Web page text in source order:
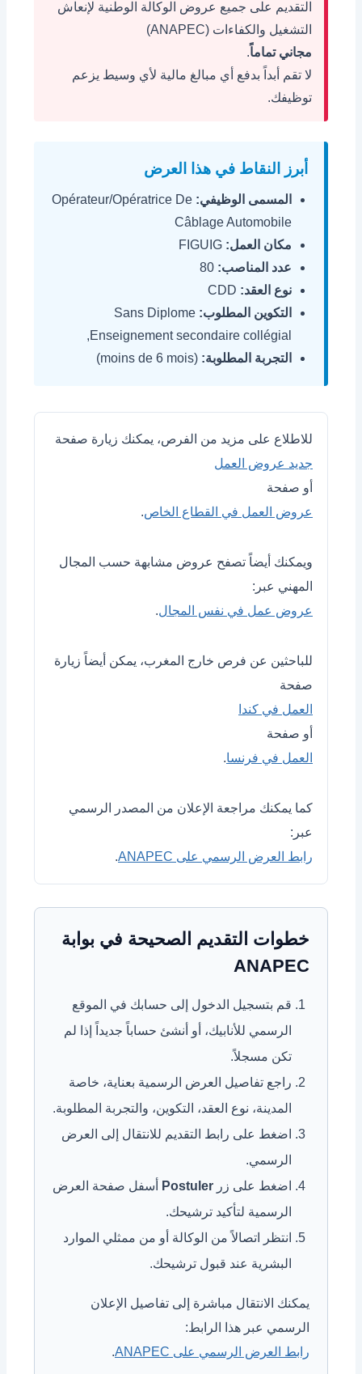
التقديم على جميع عروض الوكالة الوطنية لإنعاش
التشغيل والكفاءات (ANAPEC)
مجاني تماماً.
لا تقم أبداً بدفع أي مبالغ مالية لأي وسيط يزعم
توظيفك.
أبرز النقاط في هذا العرض
المسمى الوظيفي: Opérateur/Opératrice De
Câblage Automobile
مكان العمل:
عدد المناصب:
نوع العقد:
التكوين المطلوب: Sans Diplome
,Enseignement secondaire collégial
التجربة المطلوبة: (moins de 6 mois)
للاطلاع على مزيد من الفرص، يمكنك زيارة صفحة
جديد عروض العمل
أو صفحة
عروض العمل في القطاع الخاص.
ويمكنك أيضاً تصفح عروض مشابهة حسب المجال
المهني عبر:
عروض عمل في نفس المجال.
للباحثين عن فرص خارج المغرب، يمكن أيضاً زيارة
صفحة
العمل في كندا
أو صفحة
العمل في فرنسا.
كما يمكنك مراجعة الإعلان من المصدر الرسمي
عبر:
رابط العرض الرسمي على ANAPEC
.
خطوات التقديم الصحيحة في بوابة
ANAPEC
قم بتسجيل الدخول إلى حسابك في الموقع
الرسمي للأنابيك، أو أنشئ حساباً جديداً إذا لم
تكن مسجلاً.
راجع تفاصيل العرض الرسمية بعناية، خاصة
المدينة، نوع العقد، التكوين، والتجربة المطلوبة.
اضغط على رابط التقديم للانتقال إلى العرض
الرسمي.
اضغط على زر Postuler
أسفل صفحة العرض
الرسمية لتأكيد ترشيحك.
انتظر اتصالاً من الوكالة أو من ممثلي الموارد
البشرية عند قبول ترشيحك.
يمكنك الانتقال مباشرة إلى تفاصيل الإعلان
الرسمي عبر هذا الرابط:
رابط العرض الرسمي على ANAPEC
.